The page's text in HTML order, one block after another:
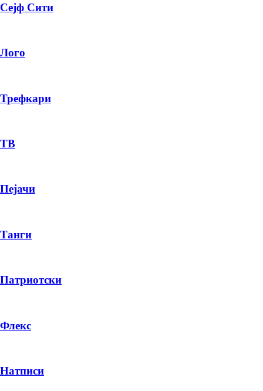
Сејф Сити
Лого
Трефкари
ТВ
Пејачи
Танги
Патриотски
Флекс
Натписи